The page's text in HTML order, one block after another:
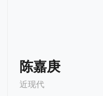
陈嘉庚
近现代